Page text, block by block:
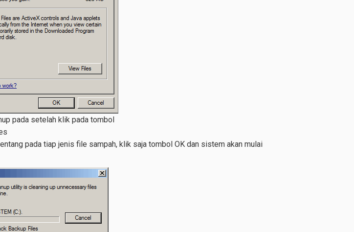
pada setelah klik pada tombol
pada tiap jenis file sampah, klik saja tombol OK dan sistem akan mulai